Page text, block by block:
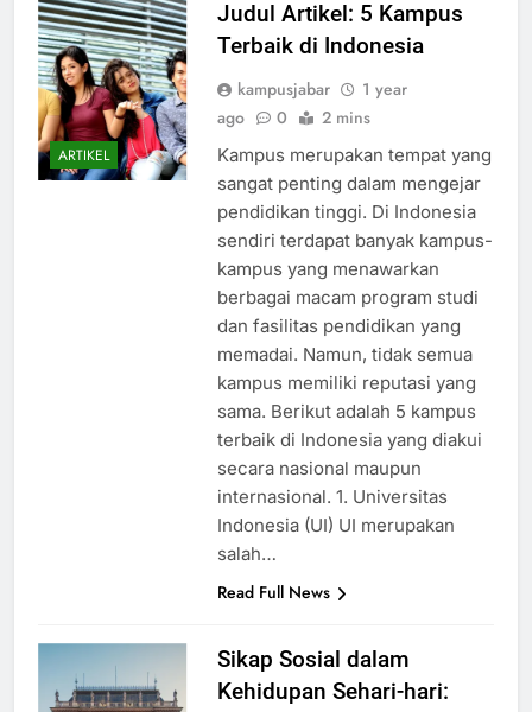
ARTIKEL
Judul Artikel: 5 Kampus
kampusjabar
1 year
Kampus merupakan tempat yang
sangat penting dalam mengejar
pendidikan tinggi. Di Indonesia
sendiri terdapat banyak kampus-
kampus yang menawarkan
berbagai macam program studi
dan fasilitas pendidikan yang
memadai. Namun, tidak semua
kampus memiliki reputasi yang
sama. Berikut adalah 5 kampus
terbaik di Indonesia yang diakui
secara nasional maupun
internasional. 1. Universitas
Indonesia (UI) UI merupakan
Sikap Sosial dalam